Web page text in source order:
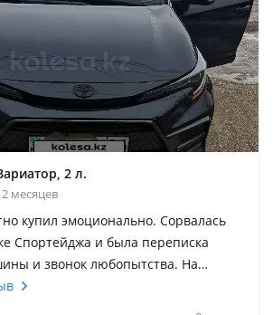
2 л.
месяцев
купил эмоционально. Сорвалась
Спортейджа и была переписка
и звонок любопытства. На
и спросил за сколько отдаст. Цену
лям ниже чем просил ну и взял.